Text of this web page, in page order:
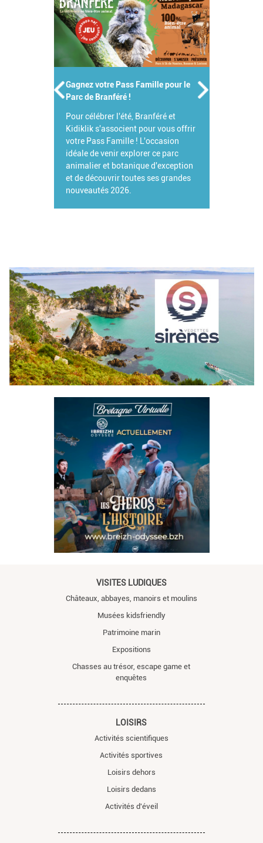
Gagnez votre Pass Famille pour le
Parc de Branféré !
Pour célébrer l'été, Branféré et
Kidiklik s'associent pour vous offrir
votre Pass Famille ! L'occasion
idéale de venir explorer ce parc
animalier et botanique d'exception
et de découvrir toutes ses grandes
nouveautés 2026.
VISITES LUDIQUES
Châteaux, abbayes, manoirs et moulins
Musées kidsfriendly
Patrimoine marin
Expositions
Chasses au trésor, escape game et
enquêtes
LOISIRS
Activités scientifiques
Activités sportives
Loisirs dehors
Loisirs dedans
Activités d'éveil